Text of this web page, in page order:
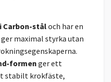
Carbon-ståloch har en
maximal styrka utan
formenger ett
stabilt krokfäste,